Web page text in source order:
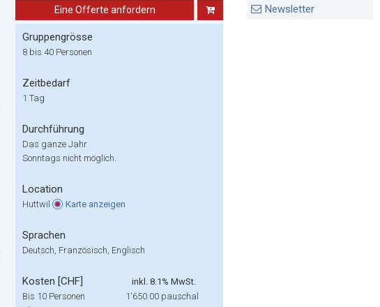
Eine Offerte anfordern
Gruppengrösse
8 bis 40 Personen
Zeitbedarf
1 Tag
Durchführung
Das ganze Jahr
Sonntags nicht möglich.
Location
Huttwil Karte anzeigen
Sprachen
Deutsch, Französisch, Englisch
Kosten [CHF]
inkl. 8.1% MwSt.
Bis 10 Personen
1'650.00 pauschal
Newsletter